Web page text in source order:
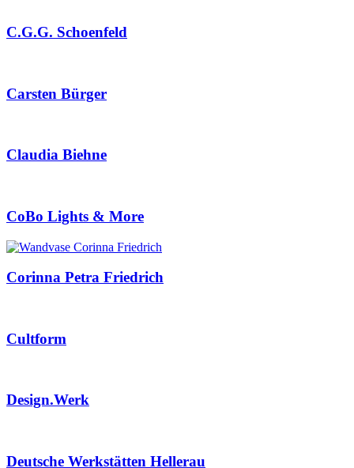
C.G.G. Schoenfeld
Carsten Bürger
Claudia Biehne
CoBo Lights & More
Corinna Petra Friedrich
Cultform
Design.Werk
Deutsche Werkstätten Hellerau